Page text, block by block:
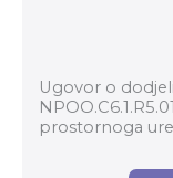
Ugovor o
prostornoga